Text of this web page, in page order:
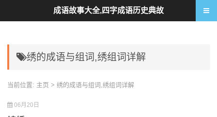
绣的成语与组词,绣组词详解
当前位置: 主页 > 绣的成语与组词,绣组词详解
06月20日
成语故事大全,四字成语历史典故